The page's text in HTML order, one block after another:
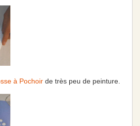
à Pochoir de très peu de peinture.